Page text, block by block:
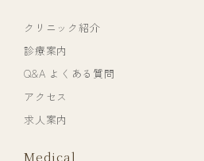
クリニック紹介
診療案内
Q&A よくある質問
アクセス
求人案内
Medical